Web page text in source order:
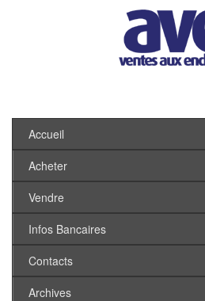
Accueil
Acheter
Vendre
Infos Bancaires
Contacts
Archives